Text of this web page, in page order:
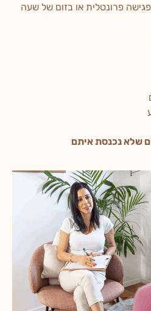
פרונטלית או בזום של שעה
שלא נכנסת איתם